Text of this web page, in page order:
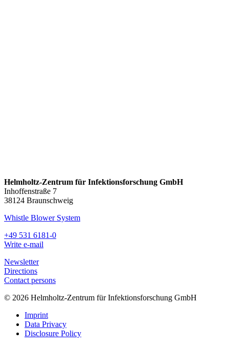
Helmholtz-Zentrum für Infektionsforschung GmbH
Inhoffenstraße 7
38124 Braunschweig
Whistle Blower System
+49 531 6181-0
Write e-mail
Newsletter
Directions
Contact persons
© 2026 Helmholtz-Zentrum für Infektionsforschung GmbH
Imprint
Data Privacy
Disclosure Policy